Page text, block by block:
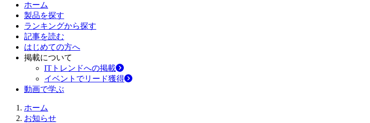
ホーム
製品を探す
ランキングから探す
記事を読む
はじめての方へ
掲載について
ITトレンドへの掲載
イベントでリード獲得
動画で学ぶ
ホーム
お知らせ